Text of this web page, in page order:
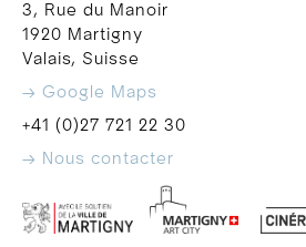
3, Rue du Manoir
1920 Martigny
Valais, Suisse
→ Google Maps
+41 (0)27 721 22 30
→ Nous contacter